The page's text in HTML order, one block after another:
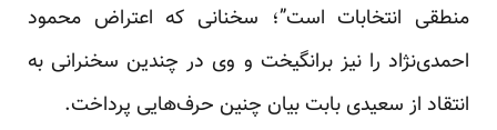
منطقی انتخابات است”؛ سخنانی که اعتراض محمود
احمدی‌نژاد را نیز برانگیخت و وی در چندین سخنرانی به
انتقاد از سعیدی بابت بیان چنین حرف‌هایی پرداخت.